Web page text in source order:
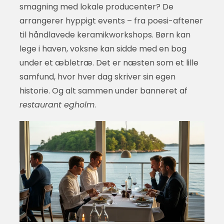
smagning med lokale producenter? De
arrangerer hyppigt events – fra poesi-aftener
til håndlavede keramikworkshops. Børn kan
lege i haven, voksne kan sidde med en bog
under et æbletræ. Det er næsten som et lille
samfund, hvor hver dag skriver sin egen
historie. Og alt sammen under banneret af
restaurant egholm.